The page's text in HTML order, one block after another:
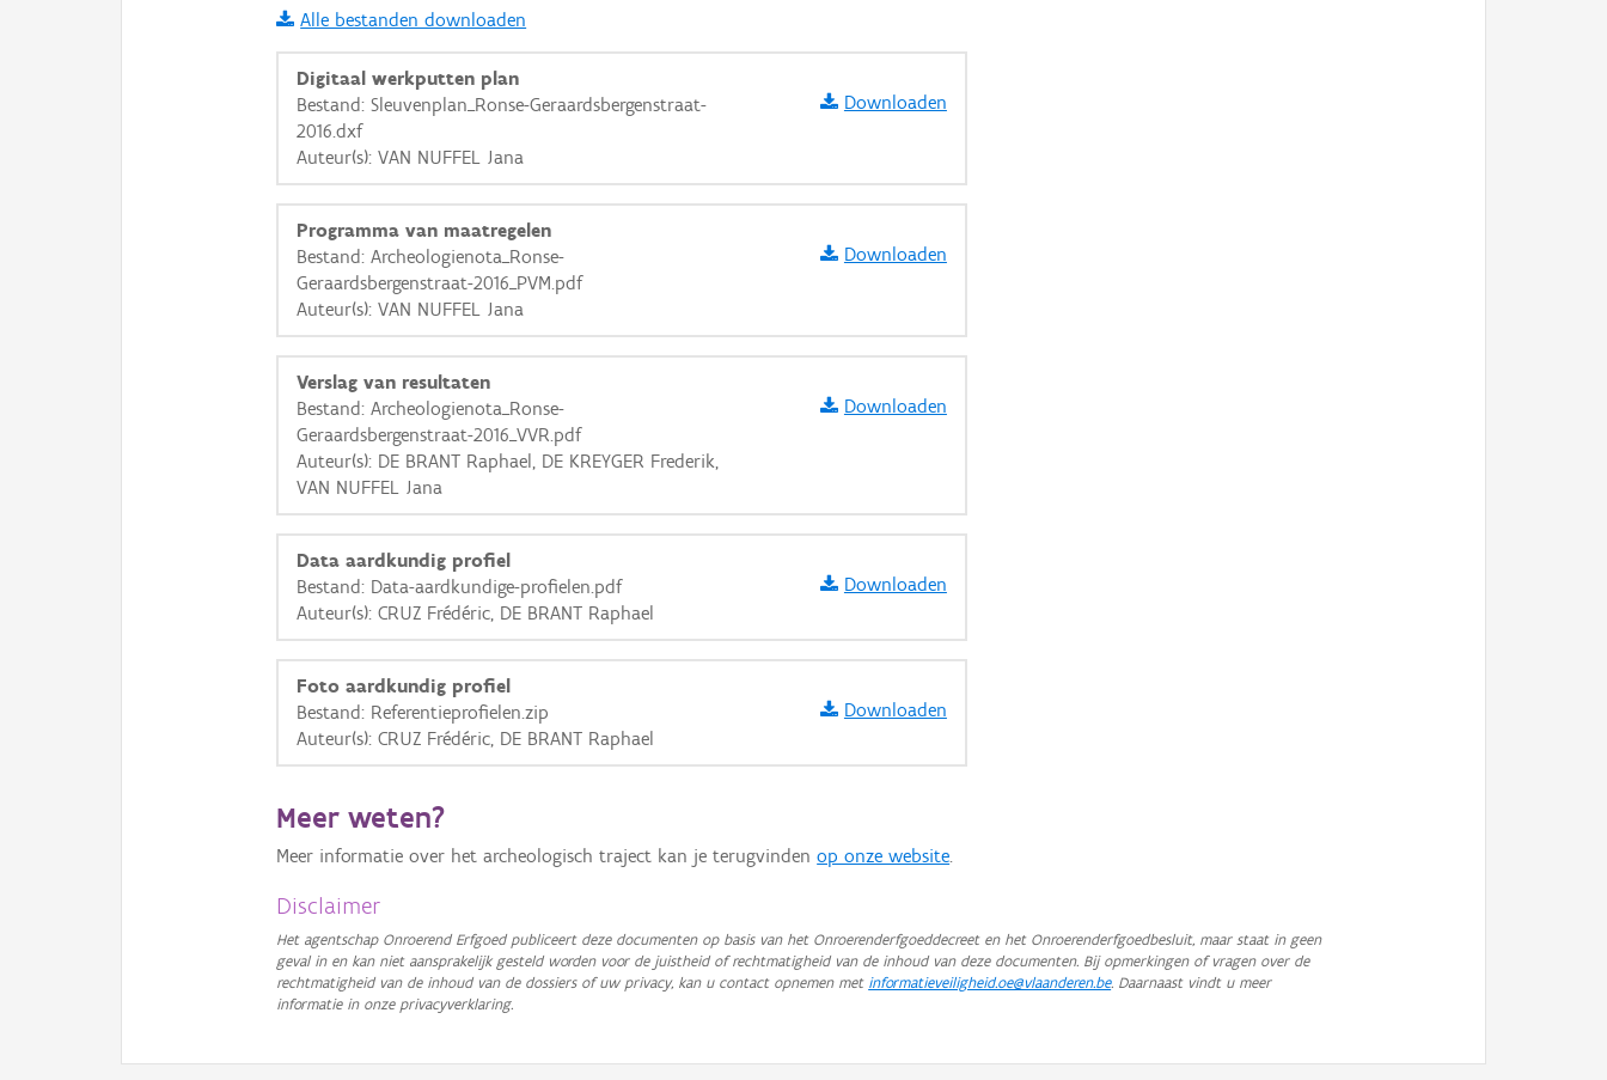
i
+
Basis Lagen
Ortho
GRB-Basiskaart
GRB-Basiskaart in grijswaarden
Alle bestanden downloaden
Digitaal werkputten plan
Bestand: Sleuvenplan_Ronse-Geraardsbergenstraat-
2016.dxf
Auteur(s): VAN NUFFEL Jana
Downloaden
Programma van maatregelen
Bestand: Archeologienota_Ronse-
Geraardsbergenstraat-2016_PVM.pdf
Auteur(s): VAN NUFFEL Jana
Downloaden
Verslag van resultaten
Bestand: Archeologienota_Ronse-
Geraardsbergenstraat-2016_VVR.pdf
Auteur(s): DE BRANT Raphael, DE KREYGER Frederik,
VAN NUFFEL Jana
Downloaden
Data aardkundig profiel
Bestand: Data-aardkundige-profielen.pdf
Auteur(s): CRUZ Frédéric, DE BRANT Raphael
Downloaden
Foto aardkundig profiel
Bestand: Referentieprofielen.zip
Auteur(s): CRUZ Frédéric, DE BRANT Raphael
Downloaden
Meer weten?
Meer informatie over het archeologisch traject kan je terugvindenop onze website.
Disclaimer
Het agentschap Onroerend Erfgoed publiceert deze documenten op basis van het Onroerenderfgoeddecreet en het Onroerenderfgoedbesluit, maar staat in geen
geval in en kan niet aansprakelijk gesteld worden voor de juistheid of rechtmatigheid van de inhoud van deze documenten. Bij opmerkingen of vragen over de
rechtmatigheid van de inhoud van de dossiers of uw privacy, kan u contact opnemen met informatieveiligheid.oe@vlaanderen.be. Daarnaast vindt u meer
informatie in onze privacyverklaring.